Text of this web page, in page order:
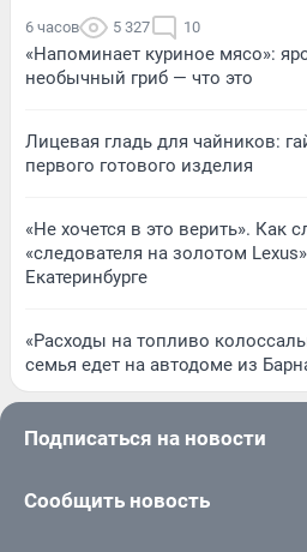
6 часов 5 327 10
«Напоминает куриное мясо»:
необычный гриб — что это
Лицевая гладь для чайников:
первого готового изделия
«Не хочется в это верить». Как
«следователя на золотом
Екатеринбурге
«Расходы на топливо
семья едет на автодоме из
Подписаться на новости
Сообщить новость